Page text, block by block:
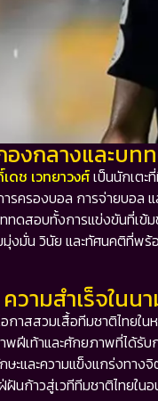
งกลางและบท
ดช เวทยาวงศ์เป็นนักเตะ
รครองบอล การจ่ายบอล
ทดสอบทั้งการแข่งขันที่เข้
งมั่น วินัย และทัศนคติที่พ
ความสำเร็จใน
กาสสวมเสื้อทีมชาติไทยใ
ฝีเท้าและศักยภาพที่ได้รับ
และความแข็งแกร่งทางจิ
ฝันก้าวสู่เวทีทีมชาติไทยใน